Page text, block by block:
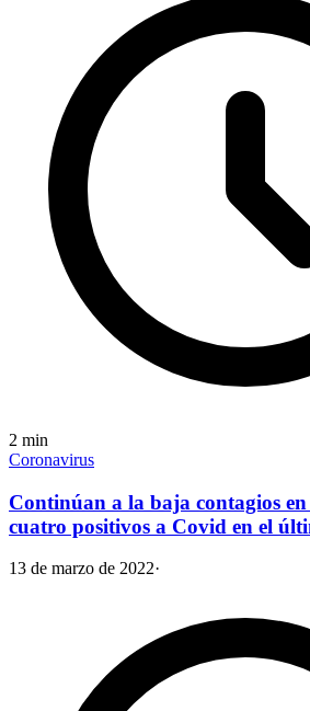
2 min
Coronavirus
Continúan a la baja contagios
cuatro positivos a Covid en el
13 de marzo de 2022·